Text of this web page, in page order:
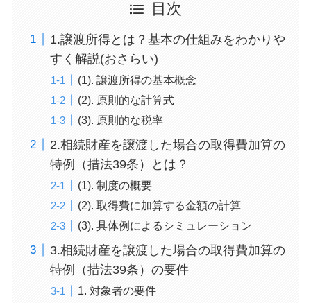
目次
1.譲渡所得とは？基本の仕組みをわかりや
すく解説(おさらい)
(1). 譲渡所得の基本概念
(2). 原則的な計算式
(3). 原則的な税率
2.相続財産を譲渡した場合の取得費加算の
特例（措法39条）とは？
(1). 制度の概要
(2). 取得費に加算する金額の計算
(3). 具体例によるシミュレーション
3.相続財産を譲渡した場合の取得費加算の
特例（措法39条）の要件
1. 対象者の要件